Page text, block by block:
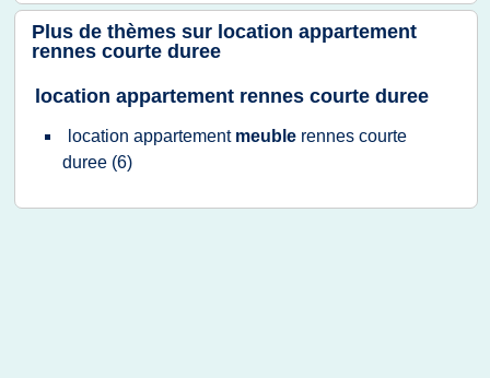
Plus de thèmes sur location appartement
rennes courte duree
location appartement rennes courte duree
location appartement meuble rennes courte
duree (6)